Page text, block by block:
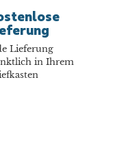
Lieferung
in Ihrem